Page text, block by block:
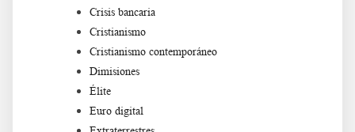
Crisis bancaria
Cristianismo
Cristianismo contemporáneo
Dimisiones
Élite
Euro digital